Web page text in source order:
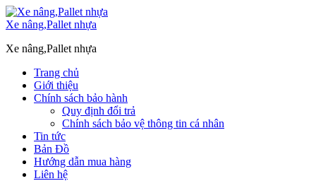
Xe nâng,Pallet nhựa
Xe nâng,Pallet nhựa
Trang chủ
Giới thiệu
Chính sách bảo hành
Quy định đổi trả
Chính sách bảo vệ thông tin cá nhân
Tin tức
Bản Đồ
Hướng dẫn mua hàng
Liên hệ